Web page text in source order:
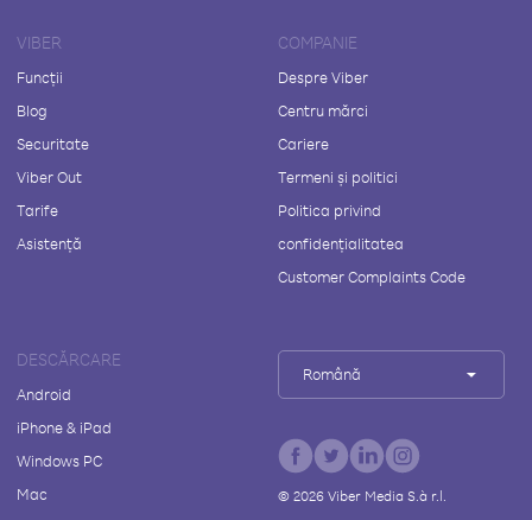
VIBER
Funcții
Blog
Securitate
Viber Out
Tarife
Asistență
COMPANIE
Despre Viber
Centru mărci
Cariere
Termeni și politici
Politica privind
confidențialitatea
Customer Complaints Code
DESCĂRCARE
Android
iPhone & iPad
Windows PC
Mac
Română
© 2026Viber Media S.à r.l.